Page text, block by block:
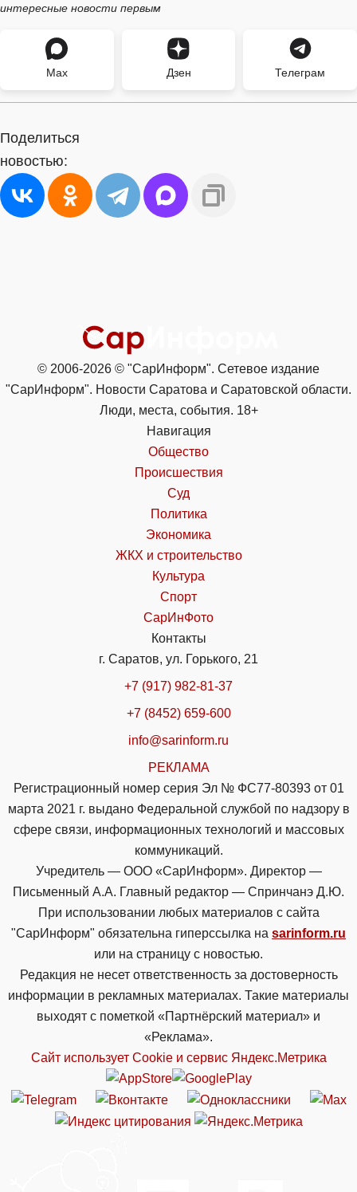
интересные новости первым
Max Дзен Телеграм
Поделиться
новостью:
© 2006-2026 © "СарИнформ". Сетевое издание
"СарИнформ". Новости Саратова и Саратовской области.
Люди, места, события. 18+
Навигация
Общество
Происшествия
Суд
Политика
Экономика
ЖКХ и строительство
Культура
Спорт
СарИнФото
Контакты
г. Саратов, ул. Горького, 21
+7 (917) 982-81-37
+7 (8452) 659-600
info@sarinform.ru
РЕКЛАМА
Регистрационный номер серия Эл № ФС77-80393 от 01
марта 2021 г. выдано Федеральной службой по надзору в
сфере связи, информационных технологий и массовых
коммуникаций.
Учредитель — ООО «СарИнформ». Директор —
Письменный А.А. Главный редактор — Спринчанэ Д.Ю.
При использовании любых материалов с сайта
"СарИнформ" обязательна гиперссылка на sarinform.ru
или на страницу с новостью.
Редакция не несет ответственность за достоверность
информации в рекламных материалах. Такие материалы
выходят с пометкой «Партнёрский материал» и
«Реклама».
Сайт использует Cookie и сервиc Яндекс.Метрика